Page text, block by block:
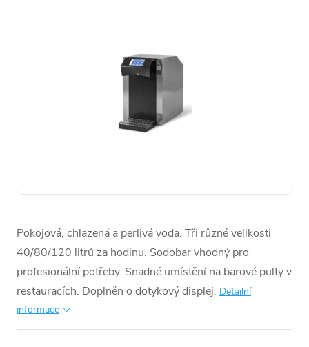
Pokojová, chlazená a perlivá voda. Tři různé velikosti
40/80/120 litrů za hodinu. Sodobar vhodný pro
profesionální potřeby. Snadné umístění na barové pulty v
restauracích. Doplněn o dotykový displej. Detailní
informace